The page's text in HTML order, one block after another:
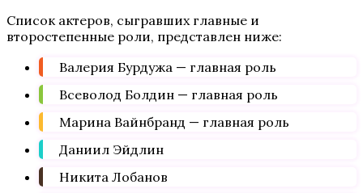
Список актеров, сыгравших главные и
второстепенные роли, представлен ниже:
Валерия Бурдужа — главная роль
Всеволод Болдин — главная роль
Марина Вайнбранд — главная роль
Даниил Эйдлин
Никита Лобанов